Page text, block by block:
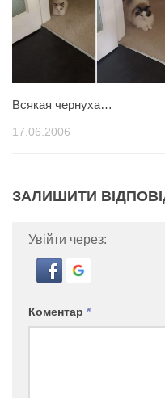
Всякая чернуха…
17.06.2006
ЗАЛИШИТИ
Увійти через:
Коментар *